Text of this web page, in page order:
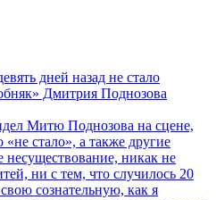
дней назад не стало
Дмитрия Поднозова
Митю Поднозова на сцене,
«не стало», а также другие
никак не
ни с тем, что случилось 20
сознательную, как я